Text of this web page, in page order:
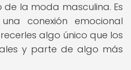
la moda masculina. Es
conexión emocional
algo único que los
y parte de algo más